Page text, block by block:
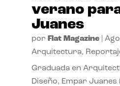
verano
Juanes
por Flat Magazine|
Arquitectura,
Graduada en
Diseño, Empar Juanes